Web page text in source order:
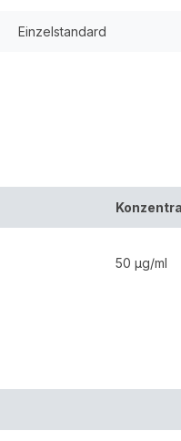
Einzelstandard
50 µg/ml